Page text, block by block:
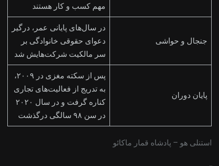
مهم کسب و کار هستند
جنجال و حواشی
در سال‌های پایانی عمر، درگیر
دعوای حقوقی خانوادگی بر
سر مالکیت شرکت‌هایش شد
پایان دوران
پس از سکته مغزی در ۲۰۰۹،
به تدریج از فعالیت‌های تجاری
کناره گرفت و در سال ۲۰۲۰
در سن ۹۸ سالگی درگذشت
استنلی هو – پادشاه قمار ماکائو